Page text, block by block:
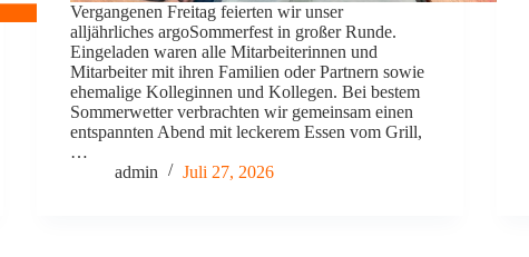
Vergangenen Freitag feierten wir unser
alljährliches argoSommerfest in großer Runde.
Eingeladen waren alle Mitarbeiterinnen und
Mitarbeiter mit ihren Familien oder Partnern sowie
ehemalige Kolleginnen und Kollegen. Bei bestem
Sommerwetter verbrachten wir gemeinsam einen
entspannten Abend mit leckerem Essen vom Grill,
…
admin
Juli 27, 2026